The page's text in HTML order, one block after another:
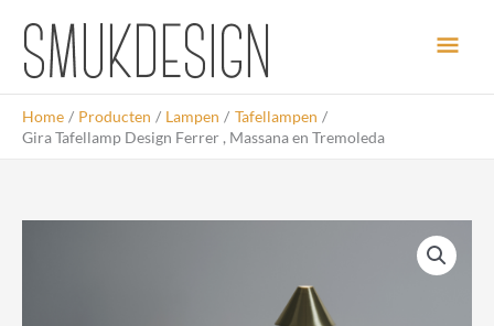
inhoud
Home Producten Lampen
Tafellampen
Gira Tafellamp Design Ferrer , Massana en Tremoleda